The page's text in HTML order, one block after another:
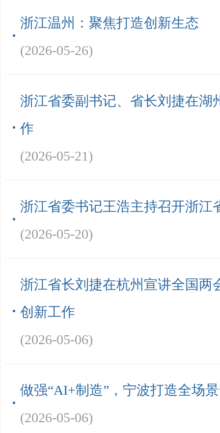
浙江温州：聚焦打造创新生态
(2026-05-26)
浙江省委副书记、省长刘捷在湖
作
(2026-05-21)
浙江省委书记王浩主持召开浙江
(2026-05-20)
浙江省长刘捷在杭州宣讲全国两
创新工作
(2026-05-06)
做强“AI+制造”，宁波打造全场
(2026-05-06)